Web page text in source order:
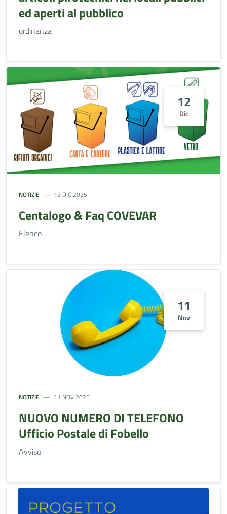
ed aperti al pubblico
ordinanza
12
Dic
NOTIZIE 12 DIC 2025
Centalogo & Faq COVEVAR
Elenco
11
Nov
NOTIZIE 11 NOV 2025
NUOVO NUMERO DI TELEFONO
Ufficio Postale di Fobello
Avviso